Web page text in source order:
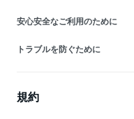
安心安全なご利用のために
トラブルを防ぐために
規約